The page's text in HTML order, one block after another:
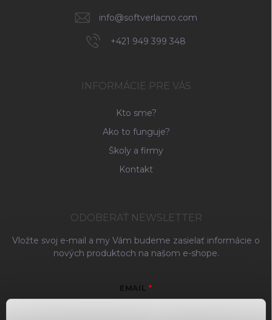
info@softverlacno.com
+421 949 399 348
INFORMÁCIE PRE VÁS
Kto sme?
Ako to funguje?
Školy a firmy
Kontakt
ODOBERAŤ NEWSLETTER
Vložte svoj e-mail a my Vám budeme zasielať informácie o
nových produktoch na našom e-shope.
EMAIL